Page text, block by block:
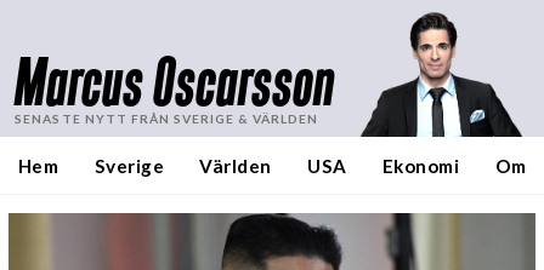
Marcus Oscarsson
SENASTE NYTT FRÅN SVERIGE & VÄRLDEN
Hem Sverige Världen USA Ekonomi Om